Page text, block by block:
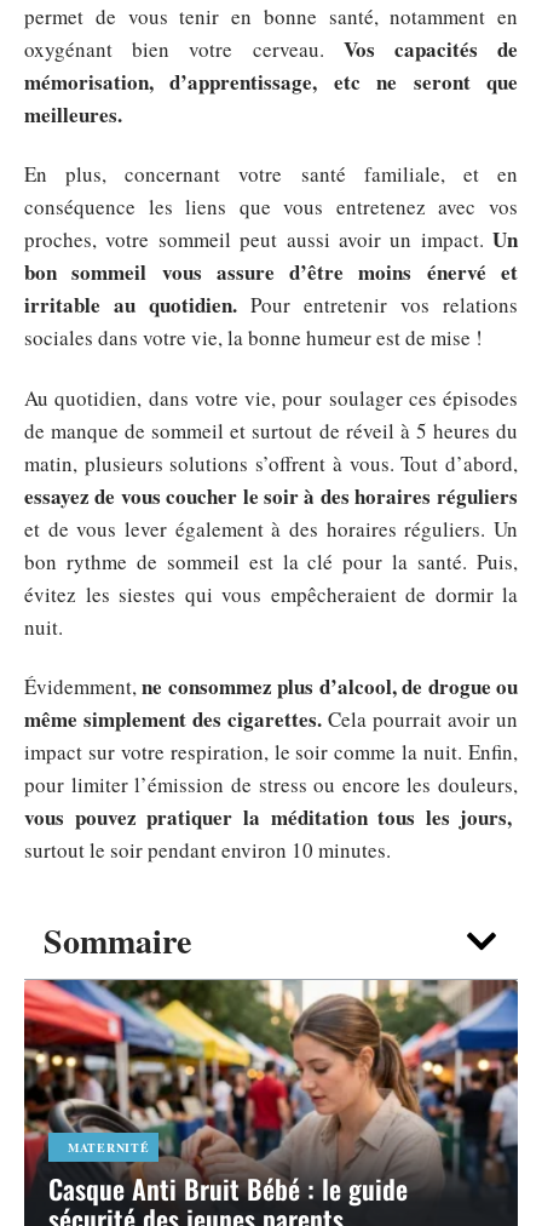
Sommaire
MATERNITÉ
Casque Anti Bruit Bébé : le guide
permet de vous tenir en bonne santé, notamment en
oxygénant bien votre cerveau. Vos capacités de
mémorisation, d’apprentissage, etc ne seront que
meilleures.
En plus, concernant votre santé familiale, et en
conséquence les liens que vous entretenez avec vos
proches, votre sommeil peut aussi avoir un impact. Un
bon sommeil vous assure d’être moins énervé et
irritable au quotidien. Pour entretenir vos relations
sociales dans votre vie, la bonne humeur est de mise !
Au quotidien, dans votre vie, pour soulager ces épisodes
de manque de sommeil et surtout de réveil à 5 heures du
matin, plusieurs solutions s’offrent à vous. Tout d’abord,
essayez de vous coucher le soir à des horaires réguliers
et de vous lever également à des horaires réguliers. Un
bon rythme de sommeil est la clé pour la santé. Puis,
évitez les siestes qui vous empêcheraient de dormir la
nuit.
Évidemment,ne consommez plus d’alcool, de drogue ou
même simplement des cigarettes. Cela pourrait avoir un
impact sur votre respiration, le soir comme la nuit. Enfin,
pour limiter l’émission de stress ou encore les douleurs,
vous pouvez pratiquer la méditation tous les jours,
surtout le soir pendant environ 10 minutes.